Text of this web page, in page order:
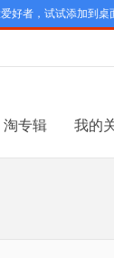
好者，试试添加到桌
淘专辑 我的